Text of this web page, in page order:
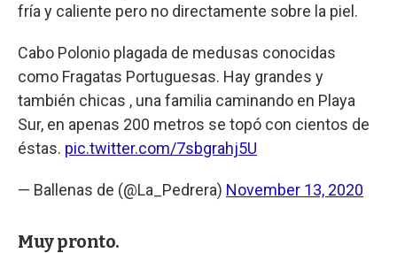
fría y caliente pero no directamente sobre la piel.
Cabo Polonio plagada de medusas conocidas
como Fragatas Portuguesas. Hay grandes y
también chicas , una familia caminando en Playa
Sur, en apenas 200 metros se topó con cientos de
éstas. pic.twitter.com/7sbgrahj5U
— Ballenas de (@La_Pedrera) November 13, 2020
Muy pronto.